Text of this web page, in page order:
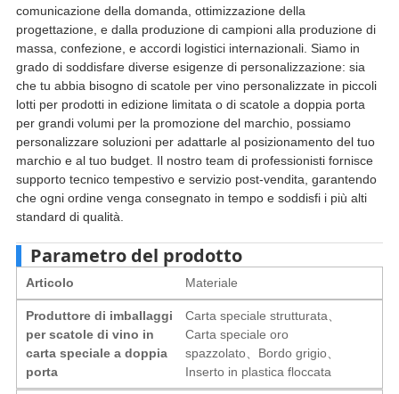
comunicazione della domanda, ottimizzazione della
progettazione, e dalla produzione di campioni alla produzione di
massa, confezione, e accordi logistici internazionali. Siamo in
grado di soddisfare diverse esigenze di personalizzazione: sia
che tu abbia bisogno di scatole per vino personalizzate in piccoli
lotti per prodotti in edizione limitata o di scatole a doppia porta
per grandi volumi per la promozione del marchio, possiamo
personalizzare soluzioni per adattarle al posizionamento del tuo
marchio e al tuo budget. Il nostro team di professionisti fornisce
supporto tecnico tempestivo e servizio post-vendita, garantendo
che ogni ordine venga consegnato in tempo e soddisfi i più alti
standard di qualità.
Parametro del prodotto
Articolo Materiale
Produttore di imballaggi
per scatole di vino in
carta speciale a doppia
porta
Carta speciale strutturata、
Carta speciale oro
spazzolato、Bordo grigio、
Inserto in plastica floccata